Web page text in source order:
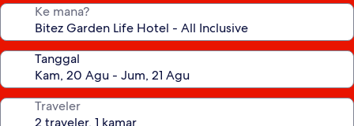
Ke mana?
Tanggal
Traveler